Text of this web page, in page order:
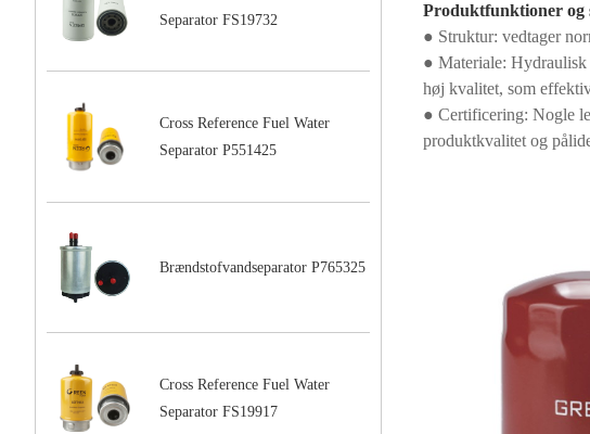
Separator FS19732
Cross Reference Fuel Water
Separator P551425
Brændstofvandseparator P765325
Cross Reference Fuel Water
Separator FS19917
Produktfunktioner og
● Struktur: vedtager
● Materiale:
høj kvalitet, som
● Certificering: Nogle
produktkvalitet og